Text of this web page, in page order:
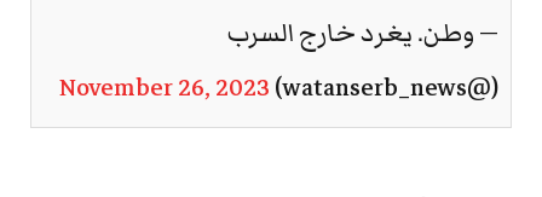
— وطن. يغرد خارج السرب
(@watanserb_news)
November 26, 2023